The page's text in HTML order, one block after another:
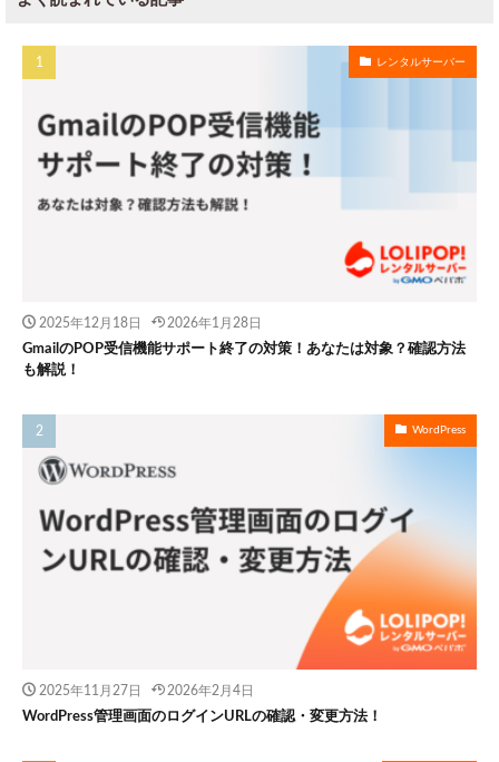
レンタルサーバー
2025年12月18日 2026年1月28日
GmailのPOP受信機能サポート終了の対策！あなたは対象？確認方法
も解説！
WordPress
2025年11月27日 2026年2月4日
WordPress管理画面のログインURLの確認・変更方法！